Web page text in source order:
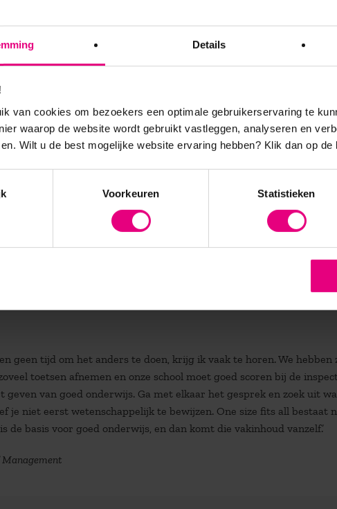
Details
van cookies om bezoekers een optimale gebruikerservaring te
waarop de website wordt gebruikt vastleggen, analyseren en
Wilt u de best mogelijke website ervaring hebben? Klik dan op de
Voorkeuren Statistieken
zouden zijn mislukt, hebben we de afgelopen dertig jaar wel
de vmbo-vorming: leerlingen die vroeger op zestienjarige leeftijd
een startkwalificatie. Sterker nog, die vmbo-scholen hebben
De meeste havo- en vwo-scholen zijn in vergelijking
waarvan wordt geroepen dat het totaal is mislukt. Toch zie
leraren ontwikkelen zich tot coach en scholen besteden veel meer
onderwijs is vergeten hoe belangrijk die persoonsvorming is. We
zich creatief te uiten en op redelijke manier de interactie aan te
door een systeem van cijfers en rendement? Wat zeggen
weken het A-diploma haalt en het andere een jaar langer in
een eigen tempo: een twaalfjarige die nog niet rijp is om wiskunde
moeten ze die stof allemaal op hetzelfde moment aanleren?
geen tijd om het anders te doen, krijg ik vaak te horen. We hebben
toetsen afnemen en onze school moet goed scoren bij de
van goed onderwijs. Ga met elkaar het gesprek en zoek uit
je niet eerst wetenschappelijk te bewijzen. One size fits all bestaat
basis voor goed onderwijs, en dan komt die vakinhoud vanzelf.’